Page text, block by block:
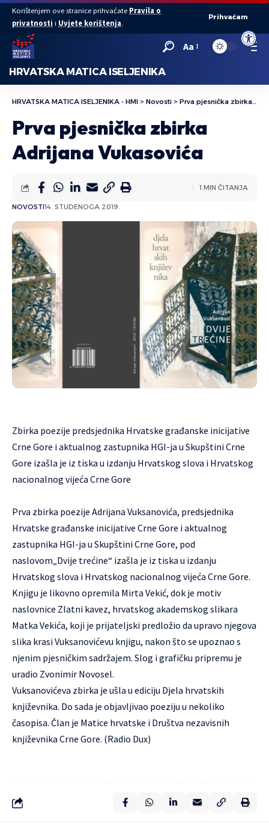
Open
Korištenjem ove stranice prihvaćate Pravila o
privatnosti i Uvjete korištenja.
Prihvaćam
Aa
HRVATSKA MATICA ISELJENIKA
HRVATSKA MATICA ISELJENIKA - HMI > Novosti > Prva pjesnička zbirka Adrijana Vukasovića
Prva pjesnička zbirka
Adrijana Vukasovića
NOVOSTI14. STUDENOGA 2019.
1 MIN ČITANJA
Zbirka poezije predsjednika Hrvatske građanske inicijative
Crne Gore i aktualnog zastupnika HGI-ja u Skupštini Crne
Gore izašla je iz tiska u izdanju Hrvatskog slova i Hrvatskog
nacionalnog vijeća Crne Gore
Prva zbirka poezije Adrijana Vuksanovića, predsjednika
Hrvatske građanske inicijative Crne Gore i aktualnog
zastupnika HGI-ja u Skupštini Crne Gore, pod
naslovom„Dvije trećine“ izašla je iz tiska u izdanju
Hrvatskog slova i Hrvatskog nacionalnog vijeća Crne Gore.
Knjigu je likovno opremila Mirta Vekić, dok je motiv
naslovnice Zlatni kavez, hrvatskog akademskog slikara
Matka Vekića, koji je prijateljski predložio da upravo njegova
slika krasi Vuksanovićevu knjigu, nakon što se upoznao s
njenim pjesničkim sadržajem. Slog i grafičku pripremu je
uradio Zvonimir Novosel.
Vuksanovićeva zbirka je ušla u ediciju Djela hrvatskih
književnika. Do sada je objavljivao poeziju u nekoliko
časopisa. Član je Matice hrvatske i Društva nezavisnih
književnika Crne Gore. (Radio Dux)